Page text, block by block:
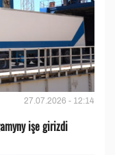
27.07.2026 - 12:14
işe girizdi